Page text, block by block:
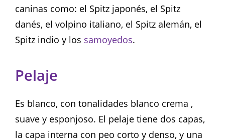
caninas como: el Spitz japonés, el Spitz
danés, el volpino italiano, el Spitz alemán, el
Spitz indio y los samoyedos.
Pelaje
Es blanco, con tonalidades blanco crema ,
suave y esponjoso. El pelaje tiene dos capas,
la capa interna con peo corto y denso, y una